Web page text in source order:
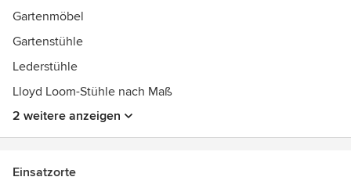
Gartenmöbel
Gartenstühle
Lederstühle
Lloyd Loom-Stühle nach Maß
2 weitere anzeigen
Einsatzorte